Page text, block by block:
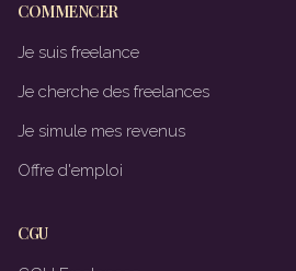
COMMENCER
Je suis freelance
Je cherche des freelances
Je simule mes revenus
Offre d'emploi
CGU